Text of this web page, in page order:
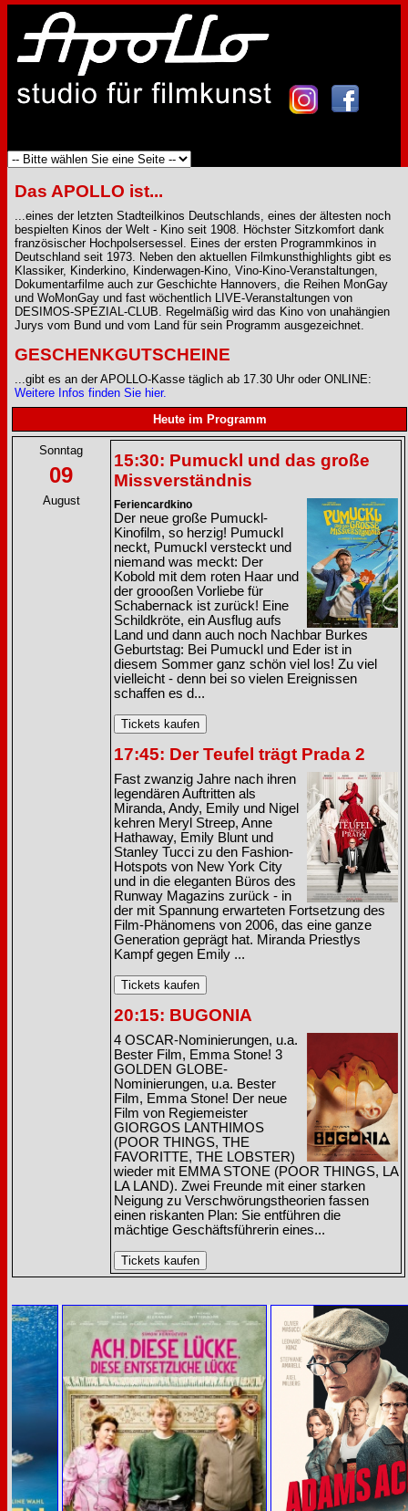
Das APOLLO ist...
...eines der letzten Stadteilkinos Deutschlands, eines der ältesten noch
bespielten Kinos der Welt - Kino seit 1908. Höchster Sitzkomfort dank
französischer Hochpolsersessel. Eines der ersten Programmkinos in
Deutschland seit 1973. Neben den aktuellen Filmkunsthighlights gibt es
Klassiker, Kinderkino, Kinderwagen-Kino, Vino-Kino-Veranstaltungen,
Dokumentarfilme auch zur Geschichte Hannovers, die Reihen MonGay
und WoMonGay und fast wöchentlich LIVE-Veranstaltungen von
DESIMOS-SPEZIAL-CLUB. Regelmäßig wird das Kino von unahängien
Jurys vom Bund und vom Land für sein Programm ausgezeichnet.
GESCHENKGUTSCHEINE
...gibt es an der APOLLO-Kasse täglich ab 17.30 Uhr oder ONLINE:
Weitere Infos finden Sie hier.
Heute im Programm
Sonntag
09
August
15:30: Pumuckl und das große
Missverständnis
Feriencardkino
Der neue große Pumuckl-
Kinofilm, so herzig! Pumuckl
neckt, Pumuckl versteckt und
niemand was meckt: Der
Kobold mit dem roten Haar und
der groooßen Vorliebe für
Schabernack ist zurück! Eine
Schildkröte, ein Ausflug aufs
Land und dann auch noch Nachbar Burkes
Geburtstag: Bei Pumuckl und Eder ist in
diesem Sommer ganz schön viel los! Zu viel
vielleicht - denn bei so vielen Ereignissen
schaffen es d...
17:45: Der Teufel trägt Prada 2
Fast zwanzig Jahre nach ihren
legendären Auftritten als
Miranda, Andy, Emily und Nigel
kehren Meryl Streep, Anne
Hathaway, Emily Blunt und
Stanley Tucci zu den Fashion-
Hotspots von New York City
und in die eleganten Büros des
Runway Magazins zurück - in
der mit Spannung erwarteten Fortsetzung des
Film-Phänomens von 2006, das eine ganze
Generation geprägt hat. Miranda Priestlys
Kampf gegen Emily ...
20:15: BUGONIA
4 OSCAR-Nominierungen, u.a.
Bester Film, Emma Stone! 3
GOLDEN GLOBE-
Nominierungen, u.a. Bester
Film, Emma Stone! Der neue
Film von Regiemeister
GIORGOS LANTHIMOS
(POOR THINGS, THE
FAVORITTE, THE LOBSTER)
wieder mit EMMA STONE (POOR THINGS, LA
LA LAND). Zwei Freunde mit einer starken
Neigung zu Verschwörungstheorien fassen
einen riskanten Plan: Sie entführen die
mächtige Geschäftsführerin eines...